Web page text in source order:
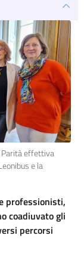
Parità effettiva
e la
professionisti,
coadiuvato gli
percorsi